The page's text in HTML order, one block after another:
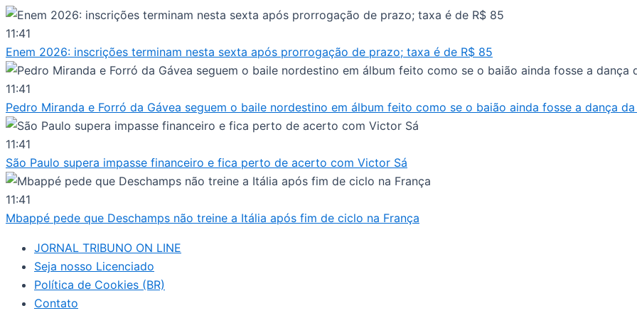
Ir
para
o
conteúdo
11:41
Enem 2026: inscrições terminam nesta sexta após prorrogação de prazo; taxa é de R$ 85
11:41
Pedro Miranda e Forró da Gávea seguem o baile nordestino em álbum feito como se o baião ainda fosse a dança
11:41
São Paulo supera impasse financeiro e fica perto de acerto com Victor Sá
11:41
Mbappé pede que Deschamps não treine a Itália após fim de ciclo na França
JORNAL TRIBUNO ON LINE
Seja nosso Licenciado
Política de Cookies (BR)
Contato